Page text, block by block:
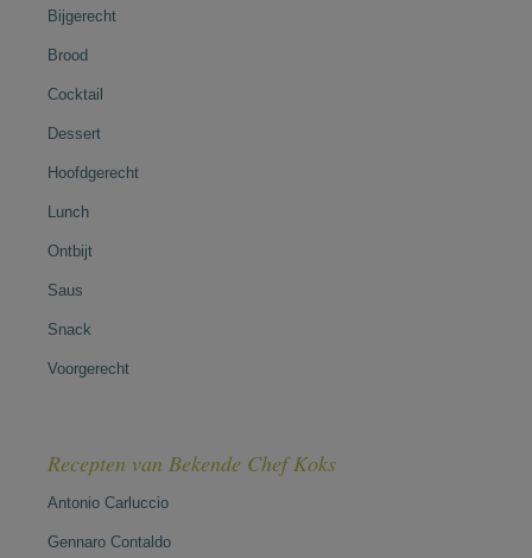
Bijgerecht
Brood
Cocktail
Dessert
Hoofdgerecht
Lunch
Ontbijt
Saus
Snack
Voorgerecht
Recepten van Bekende Chef Koks
Antonio Carluccio
Gennaro Contaldo